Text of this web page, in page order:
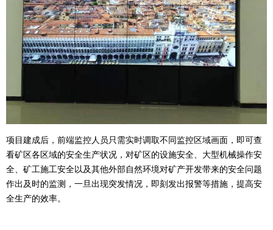
项目建成后，前端监控人员只需实时调取不同监控区域画面，即可查
看矿区各区域的安全生产状况，对矿区的设施安全、大型机械操作安
全、矿工施工安全以及其他外部自然环境对矿产开发带来的安全问题
作出及时的监测，一旦出现突发情况，即刻发出报警等措施，提高安
全生产的效率。